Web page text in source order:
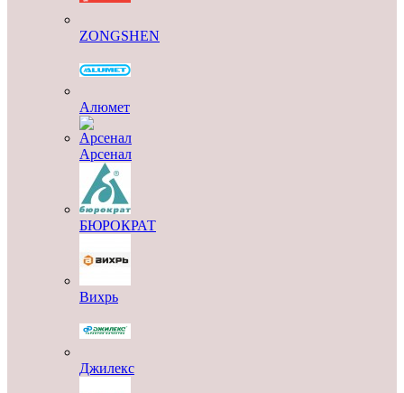
ZONGSHEN
Алюмет
Арсенал
БЮРОКРАТ
Вихрь
Джилекс